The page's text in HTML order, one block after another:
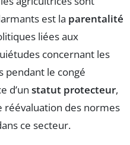
est la parentalité
liées aux
concernant les
pendant le congé
d’un statut protecteur,
réévaluation des normes
ce secteur.